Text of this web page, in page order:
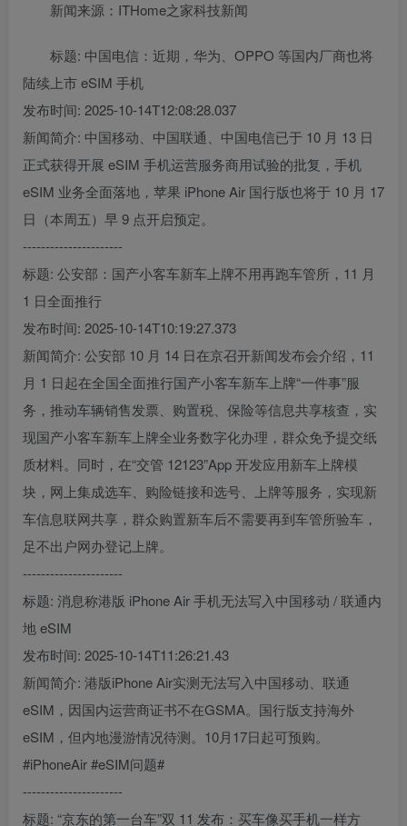
新闻来源：ITHome之家科技新闻
标题: 中国电信：近期，华为、OPPO 等国内厂商也将
陆续上市 eSIM 手机
发布时间: 2025-10-14T12:08:28.037
新闻简介: 中国移动、中国联通、中国电信已于 10 月 13 日
正式获得开展 eSIM 手机运营服务商用试验的批复，手机
eSIM 业务全面落地，苹果 iPhone Air 国行版也将于 10 月 17
日（本周五）早 9 点开启预定。
----------------------
标题: 公安部：国产小客车新车上牌不用再跑车管所，11 月
1 日全面推行
发布时间: 2025-10-14T10:19:27.373
新闻简介: 公安部 10 月 14 日在京召开新闻发布会介绍，11
月 1 日起在全国全面推行国产小客车新车上牌“一件事”服
务，推动车辆销售发票、购置税、保险等信息共享核查，实
现国产小客车新车上牌全业务数字化办理，群众免予提交纸
质材料。同时，在“交管 12123”App 开发应用新车上牌模
块，网上集成选车、购险链接和选号、上牌等服务，实现新
车信息联网共享，群众购置新车后不需要再到车管所验车，
足不出户网办登记上牌。
----------------------
标题: 消息称港版 iPhone Air 手机无法写入中国移动 / 联通内
地 eSIM
发布时间: 2025-10-14T11:26:21.43
新闻简介: 港版iPhone Air实测无法写入中国移动、联通
eSIM，因国内运营商证书不在GSMA。国行版支持海外
eSIM，但内地漫游情况待测。10月17日起可预购。
#iPhoneAir #eSIM问题#
----------------------
标题: “京东的第一台车”双 11 发布：买车像买手机一样方